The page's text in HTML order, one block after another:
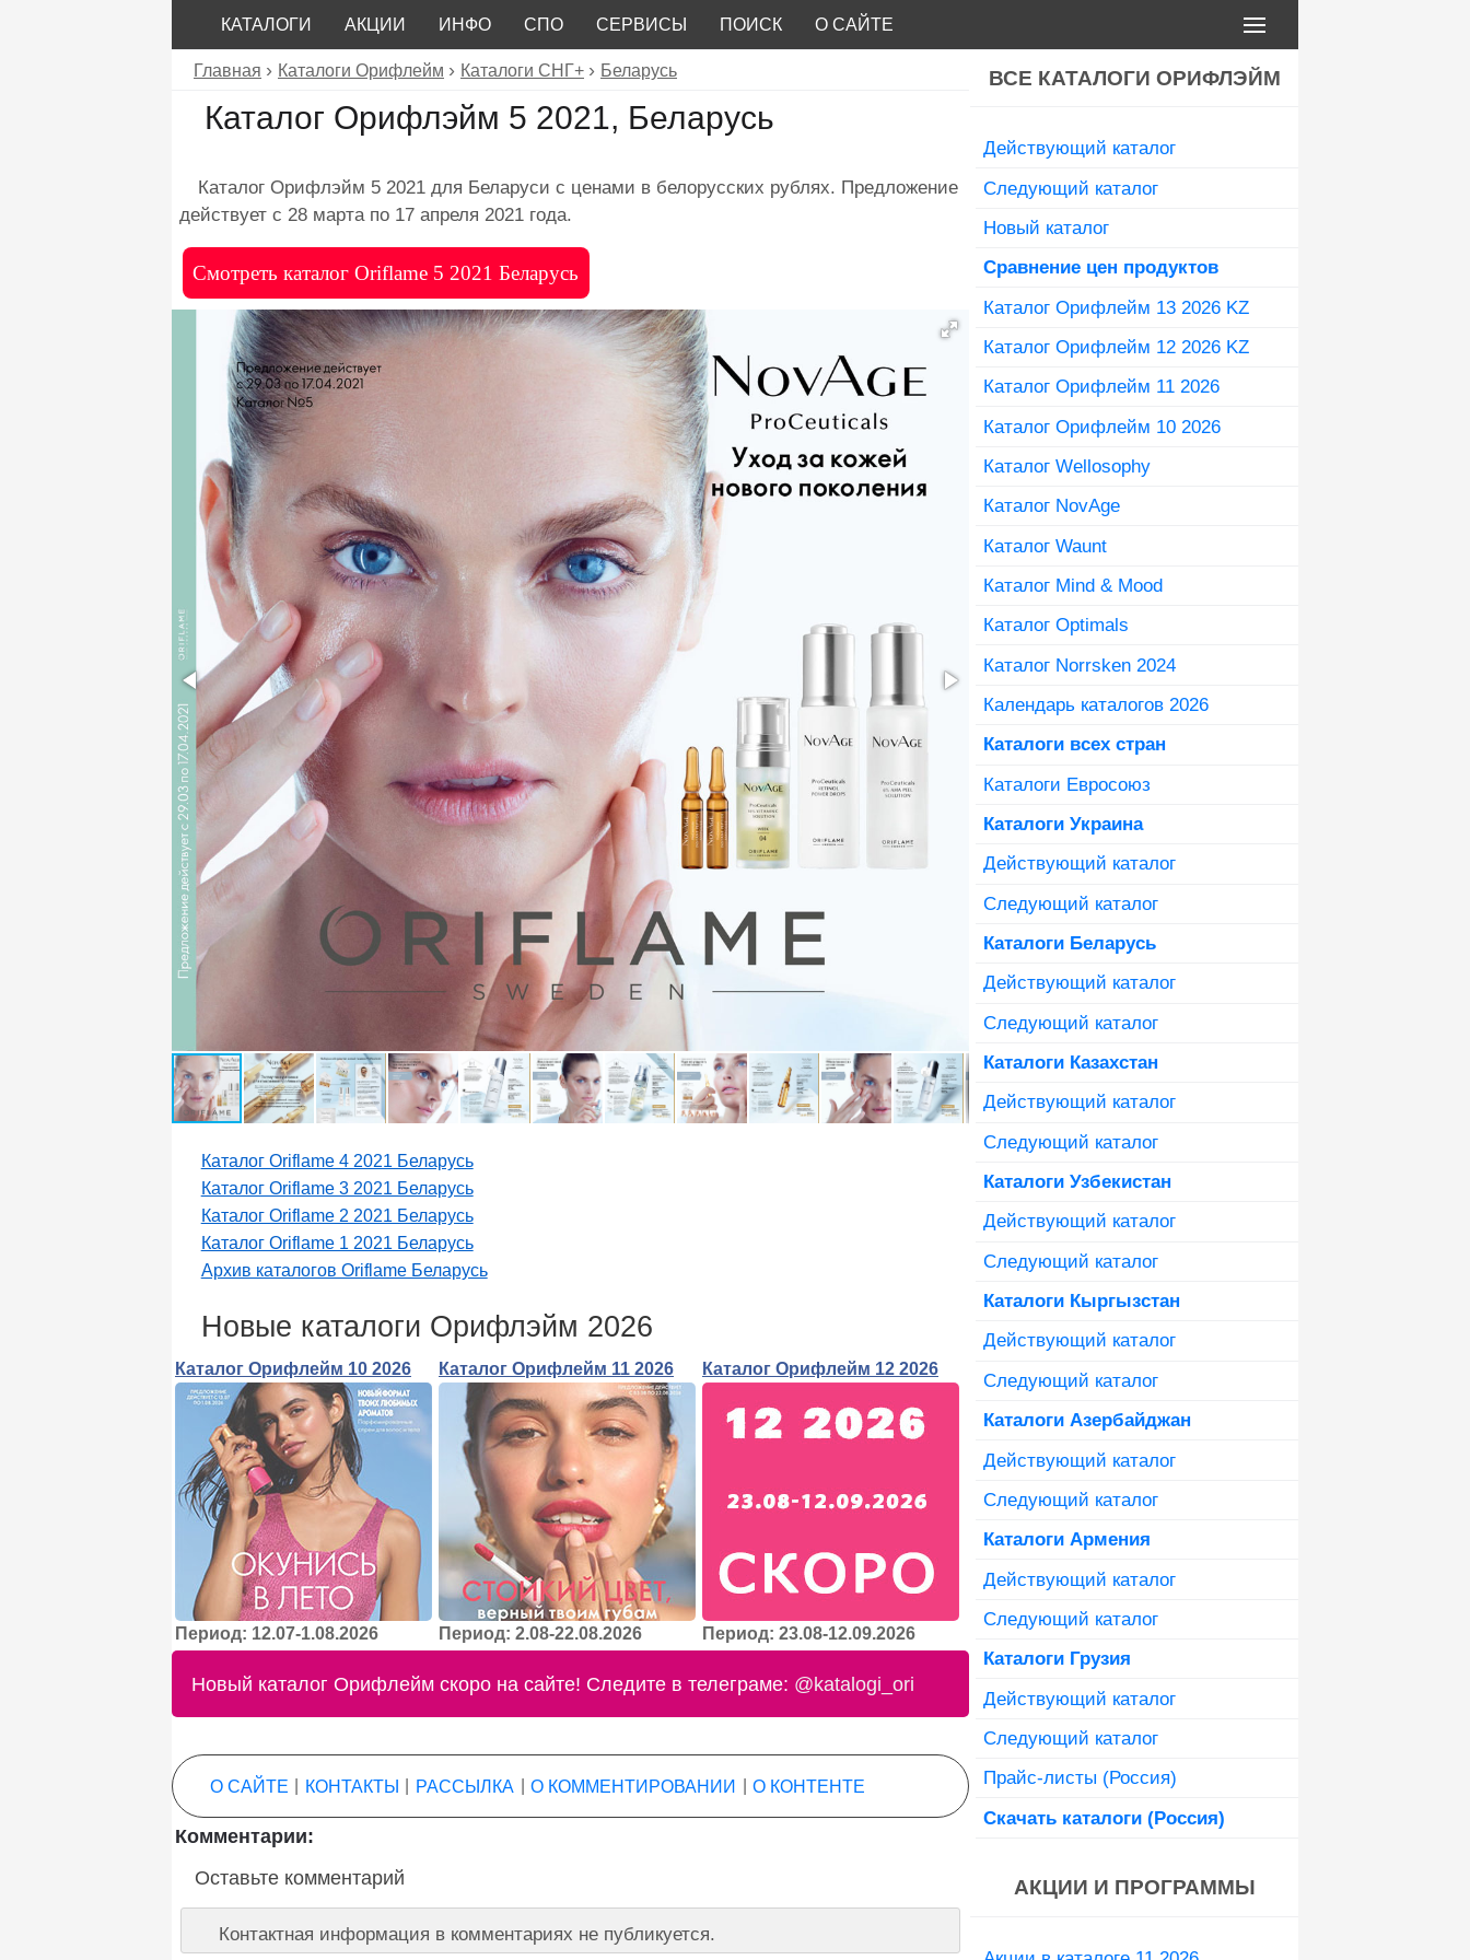
КАТАЛОГИ АКЦИИ ИНФО СПО СЕРВИСЫ ПОИСК О САЙТЕ
Главная Каталоги Орифлейм Каталоги СНГ+ Беларусь
Каталог Орифлэйм 5 2021, Беларусь
Каталог Орифлэйм 5 2021 для Беларуси с ценами в белорусских рублях. Предложение
действует с 28 марта по 17 апреля 2021 года.
Смотреть каталог Oriflame 5 2021 Беларусь
Каталог Oriflame 4 2021 Беларусь
Каталог Oriflame 3 2021 Беларусь
Каталог Oriflame 2 2021 Беларусь
Каталог Oriflame 1 2021 Беларусь
Архив каталогов Oriflame Беларусь
Новые каталоги Орифлэйм 2026
Каталог Орифлейм 10 2026
Период: 12.07-1.08.2026
Каталог Орифлейм 11 2026
Период: 2.08-22.08.2026
Каталог Орифлейм 12 2026
Период: 23.08-12.09.2026
Новый каталог Орифлейм скоро на сайте! Следите в телеграме: @katalogi_ori
О САЙТЕ КОНТАКТЫ РАССЫЛКА О КОММЕНТИРОВАНИИ О КОНТЕНТЕ
Комментарии:
Оставьте комментарий
Контактная информация в комментариях не публикуется.
ВСЕ КАТАЛОГИ ОРИФЛЭЙМ
Действующий каталог
Следующий каталог
Новый каталог
Сравнение цен продуктов
Каталог Орифлейм 13 2026 KZ
Каталог Орифлейм 12 2026 KZ
Каталог Орифлейм 11 2026
Каталог Орифлейм 10 2026
Каталог Wellosophy
Каталог NovAge
Каталог Waunt
Каталог Mind & Mood
Каталог Optimals
Каталог Norrsken 2024
Календарь каталогов 2026
Каталоги всех стран
Каталоги Евросоюз
Каталоги Украина
Действующий каталог
Следующий каталог
Каталоги Беларусь
Действующий каталог
Следующий каталог
Каталоги Казахстан
Действующий каталог
Следующий каталог
Каталоги Узбекистан
Действующий каталог
Следующий каталог
Каталоги Кыргызстан
Действующий каталог
Следующий каталог
Каталоги Азербайджан
Действующий каталог
Следующий каталог
Каталоги Армения
Действующий каталог
Следующий каталог
Каталоги Грузия
Действующий каталог
Следующий каталог
Прайс-листы (Россия)
Скачать каталоги (Россия)
АКЦИИ И ПРОГРАММЫ